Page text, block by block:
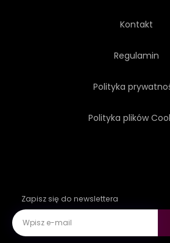
Kontakt
Regulamin
Polityka
Polityka plików
Zapisz się do newslettera